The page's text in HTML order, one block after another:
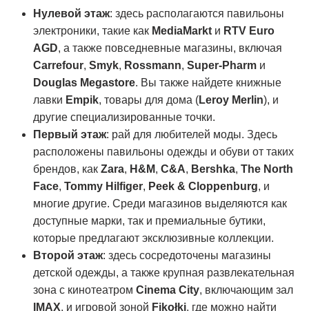
Нулевой этаж: здесь располагаются павильоны
электроники, такие как MediaMarkt и RTV Euro
AGD, а также повседневные магазины, включая
Carrefour, Smyk, Rossmann, Super-Pharm и
Douglas Megastore. Вы также найдете книжные
лавки Empik, товары для дома (Leroy Merlin), и
другие специализированные точки.
Первый этаж: рай для любителей моды. Здесь
расположены павильоны одежды и обуви от таких
брендов, как Zara, H&M, C&A, Bershka, The North
Face, Tommy Hilfiger, Peek & Cloppenburg, и
многие другие. Среди магазинов выделяются как
доступные марки, так и премиальные бутики,
которые предлагают эксклюзивные коллекции.
Второй этаж: здесь сосредоточены магазины
детской одежды, а также крупная развлекательная
зона с кинотеатром Cinema City, включающим зал
IMAX, и игровой зоной Fikołki, где можно найти